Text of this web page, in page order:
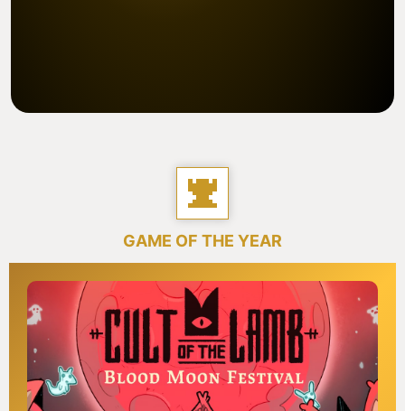
GAME OF THE YEAR